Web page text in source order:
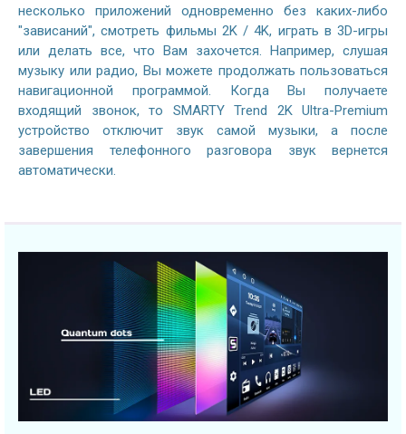
несколько приложений одновременно без каких-либо
"зависаний", смотреть фильмы 2K / 4K, играть в 3D-игры
или делать все, что Вам захочется. Например, слушая
музыку или радио, Вы можете продолжать пользоваться
навигационной программой. Когда Вы получаете
входящий звонок, то SMARTY Trend 2K Ultra-Premium
устройство отключит звук самой музыки, а после
завершения телефонного разговора звук вернется
автоматически.